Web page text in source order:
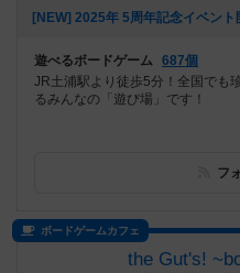
遊べるボードゲーム 687個
JR土浦駅より徒歩5分！全国でも
るみんなの「遊び場」です！
フ
ボードゲームカフェ
the Gut's!